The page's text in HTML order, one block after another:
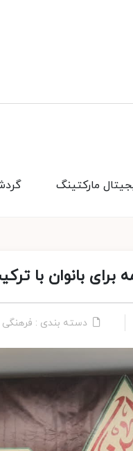
مارکتینگ
بانوان با
دسته بندی : فرهنگی